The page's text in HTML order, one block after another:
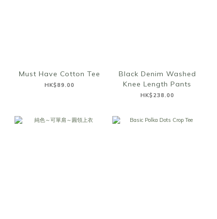
Must Have Cotton Tee
HK$89.00
Black Denim Washed
Knee Length Pants
HK$238.00